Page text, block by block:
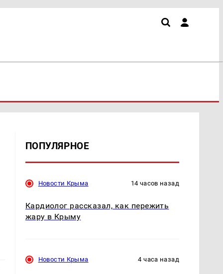
ПОПУЛЯРНОЕ
Новости Крыма 14 часов назад
Кардиолог рассказал, как пережить
жару в Крыму
Новости Крыма 4 часа назад